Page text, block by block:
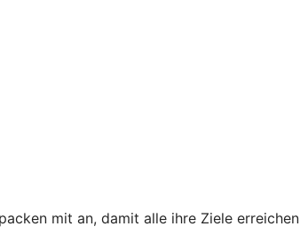
mit an, damit alle ihre Ziele